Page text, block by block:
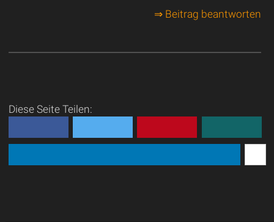
⇒ Beitrag beantworten
Diese Seite Teilen: